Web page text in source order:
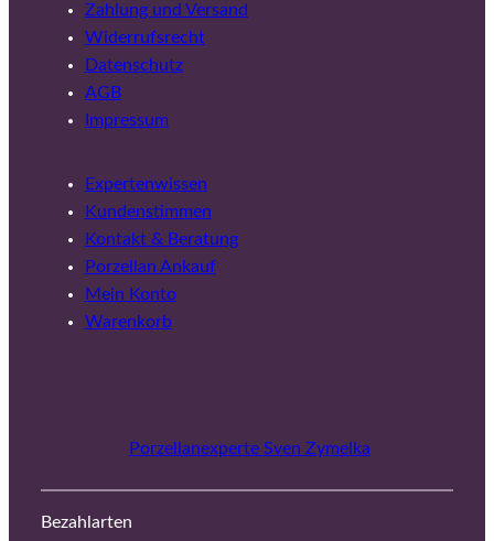
Zahlung und Versand
Widerrufsrecht
Datenschutz
AGB
Impressum
Expertenwissen
Kundenstimmen
Kontakt & Beratung
Porzellan Ankauf
Mein Konto
Warenkorb
Porzellanexperte Sven Zymelka
Bezahlarten